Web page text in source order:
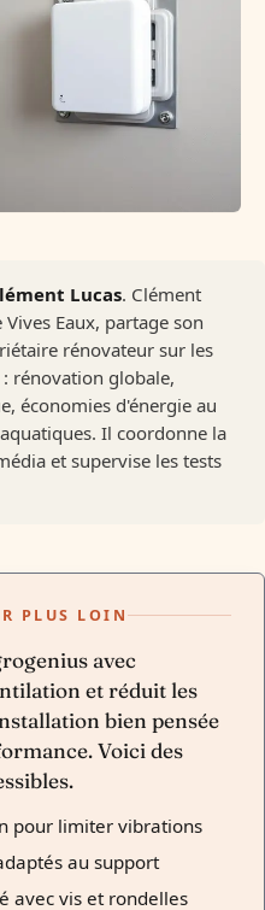
Lucas. Clément
Eaux, partage son
rénovateur sur les
rénovation globale,
économies d'énergie au
Il coordonne la
et supervise les tests
PLUS LOIN
avec
et réduit les
bien pensée
Voici des
pour limiter vibrations
au support
avec vis et rondelles